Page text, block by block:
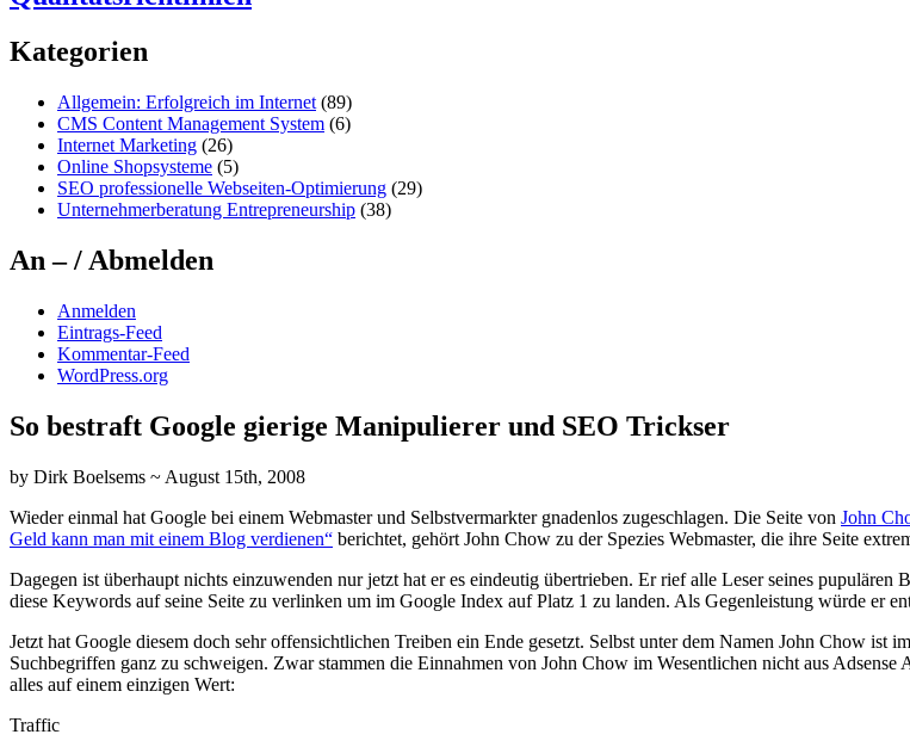
Kategorien
Allgemein: Erfolgreich im Internet (89)
CMS Content Management System (6)
Internet Marketing (26)
Online Shopsysteme (5)
SEO professionelle Webseiten-Optimierung (29)
Unternehmerberatung Entrepreneurship (38)
An – / Abmelden
Anmelden
Eintrags-Feed
Kommentar-Feed
WordPress.org
So bestraft Google gierige Manipulierer und SEO Trickser
by Dirk Boelsems ~ August 15th, 2008
Wieder einmal hat Google bei einem Webmaster und Selbstvermarkter gnadenlos zugeschlagen. Die Seite von John
Geld kann man mit einem Blog verdienen“ berichtet, gehört John Chow zu der Spezies Webmaster, die ihre Seite
Dagegen ist überhaupt nichts einzuwenden nur jetzt hat er es eindeutig übertrieben. Er rief alle Leser seines
diese Keywords auf seine Seite zu verlinken um im Google Index auf Platz 1 zu landen. Als Gegenleistung würde er
Jetzt hat Google diesem doch sehr offensichtlichen Treiben ein Ende gesetzt. Selbst unter dem Namen John Chow ist
Suchbegriffen ganz zu schweigen. Zwar stammen die Einnahmen von John Chow im Wesentlichen nicht aus
alles auf einem einzigen Wert:
Traffic